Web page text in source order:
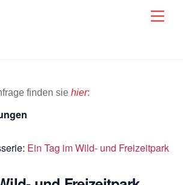
finden sie hier:
Ein Tag im Wild- und Freizeitpark